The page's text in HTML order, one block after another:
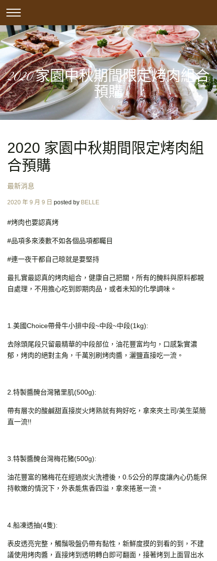
content
CLICK
TO
TOGGLE
NAVIGATION
MENU.
2020 家園中秋期間限定烤肉組合
預購
2020 家園中秋期間限定烤肉組
合預購
最新消息
Posted
2020 年 9 月 9 日 posted by BELLE
#烤肉也要認真烤
#品項多來湊數不如各個品項都矚目
#連一夜干都自己晾就是要堅持
最扎實最認真的烤肉組合，健康自己把關，所有的醃料與原料都親
自處理，不用擔心吃到即期肉品，或者未知的化學調味。
1.美國Choice帶骨牛小排中段~中段~中段(1kg):
去除頭尾段只留最精華的中段部位，油花豐富均勻，口感紮實濃
郁，烤肉的絕對主角，千萬別刷烤肉醬，灑鹽直接吃一流。
2.特製醬醃台灣豬里肌(500g):
帶有層次的酸鹹甜直接炭火烤熟就有夠好吃，拿來夾土司/美生菜簡
直一流!!
3.特製醬醃台灣梅花豬(500g):
油花豐富的豬梅花在經過炭火洗禮後，0.5公分的厚度讓內心仍能保
持軟嫩的情況下，外表能焦香四溢，拿來捲蔥一流。
4.船凍透抽(4隻):
表皮透亮完整，觸鬚吸盤仍帶有黏性，新鮮度摸的到看的到，不建
議使用烤肉醬，直接烤到透明轉白即可翻面，接著烤到上面冒出水